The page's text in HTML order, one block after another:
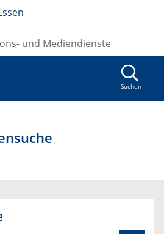
und Mediendienste
Suchen